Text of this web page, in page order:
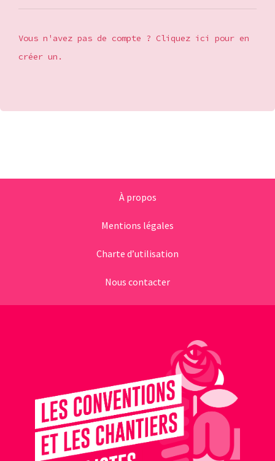
Vous n'avez pas de compte ? Cliquez ici pour en
créer un.
À propos
Mentions légales
Charte d’utilisation
Nous contacter